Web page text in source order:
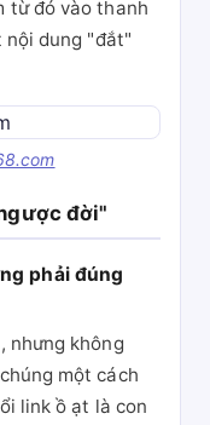
từ đó vào thanh
nội dung "đắt"
đời"
phải đúng
nhưng không
một cách
link ồ ạt là con